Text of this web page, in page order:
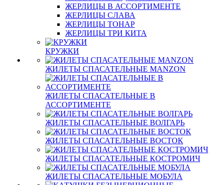
ЖЕРЛИЦЫ В АССОРТИМЕНТЕ
ЖЕРЛИЦЫ СЛАВА
ЖЕРЛИЦЫ ТОНАР
ЖЕРЛИЦЫ ТРИ КИТА
КРУЖКИ
ЖИЛЕТЫ СПАСАТЕЛЬНЫЕ MANZON
ЖИЛЕТЫ СПАСАТЕЛЬНЫЕ В
АССОРТИМЕНТЕ
ЖИЛЕТЫ СПАСАТЕЛЬНЫЕ ВОЛГАРЬ
ЖИЛЕТЫ СПАСАТЕЛЬНЫЕ ВОСТОК
ЖИЛЕТЫ СПАСАТЕЛЬНЫЕ КОСТРОМИЧ
ЖИЛЕТЫ СПАСАТЕЛЬНЫЕ МОБУЛА